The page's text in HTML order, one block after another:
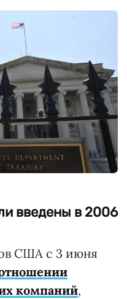
введены в 2006
США с 3 июня
компаний,